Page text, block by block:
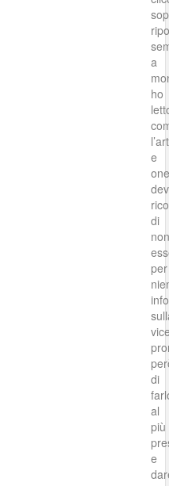
a
ho
e
di
per
di
al
più
e